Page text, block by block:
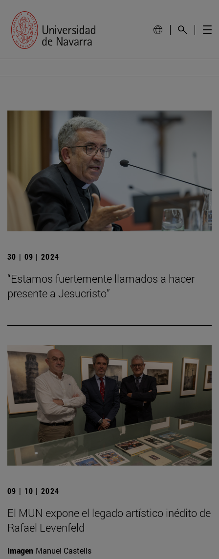
30 | 09 | 2024
“Estamos fuertemente llamados a hacer
presente a Jesucristo”
09 | 10 | 2024
El MUN expone el legado artístico inédito de
Rafael Levenfeld
Imagen Manuel Castells